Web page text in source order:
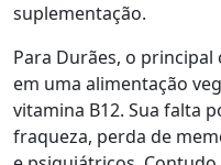
suplementação.
Para Durães, o
em uma alimentação
vitamina B12. Sua falta
fraqueza, perda de